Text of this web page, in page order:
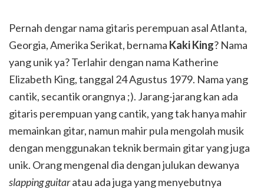
Pernah dengar nama gitaris perempuan asal Atlanta,
Georgia, Amerika Serikat, bernama Kaki King? Nama
yang unik ya? Terlahir dengan nama Katherine
Elizabeth King, tanggal 24 Agustus 1979. Nama yang
cantik, secantik orangnya ;). Jarang-jarang kan ada
gitaris perempuan yang cantik, yang tak hanya mahir
memainkan gitar, namun mahir pula mengolah musik
dengan menggunakan teknik bermain gitar yang juga
unik. Orang mengenal dia dengan julukan dewanya
slapping guitaratau ada juga yang menyebutnya